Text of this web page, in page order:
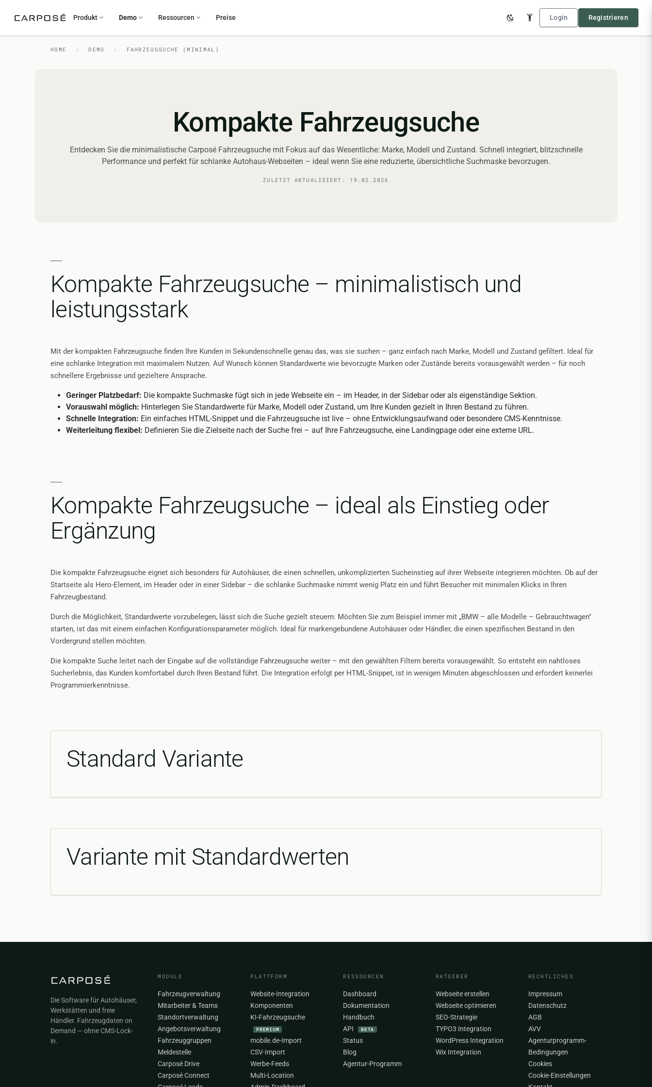
Produkt Demo Ressourcen Preise Login Registrieren
HOME › DEMO › FAHRZEUGSUCHE (MINIMAL)
Kompakte Fahrzeugsuche
Entdecken Sie die minimalistische Carposé Fahrzeugsuche mit Fokus auf das Wesentliche: Marke, Modell und Zustand. Schnell integriert, blitzschnelle
Performance und perfekt für schlanke Autohaus-Webseiten – ideal wenn Sie eine reduzierte, übersichtliche Suchmaske bevorzugen.
ZULETZT AKTUALISIERT: 19.02.2026
Kompakte Fahrzeugsuche – minimalistisch und
leistungsstark
Mit der kompakten Fahrzeugsuche finden Ihre Kunden in Sekundenschnelle genau das, was sie suchen – ganz einfach nach Marke, Modell und Zustand gefiltert. Ideal für
eine schlanke Integration mit maximalem Nutzen. Auf Wunsch können Standardwerte wie bevorzugte Marken oder Zustände bereits vorausgewählt werden – für noch
schnellere Ergebnisse und gezieltere Ansprache.
Geringer Platzbedarf: Die kompakte Suchmaske fügt sich in jede Webseite ein – im Header, in der Sidebar oder als eigenständige Sektion.
Vorauswahl möglich: Hinterlegen Sie Standardwerte für Marke, Modell oder Zustand, um Ihre Kunden gezielt in Ihren Bestand zu führen.
Schnelle Integration: Ein einfaches HTML-Snippet und die Fahrzeugsuche ist live – ohne Entwicklungsaufwand oder besondere CMS-Kenntnisse.
Weiterleitung flexibel: Definieren Sie die Zielseite nach der Suche frei – auf Ihre Fahrzeugsuche, eine Landingpage oder eine externe URL.
Kompakte Fahrzeugsuche – ideal als Einstieg oder
Ergänzung
Die kompakte Fahrzeugsuche eignet sich besonders für Autohäuser, die einen schnellen, unkomplizierten Sucheinstieg auf ihrer Webseite integrieren möchten. Ob auf der
Startseite als Hero-Element, im Header oder in einer Sidebar – die schlanke Suchmaske nimmt wenig Platz ein und führt Besucher mit minimalen Klicks in Ihren
Fahrzeugbestand.
Durch die Möglichkeit, Standardwerte vorzubelegen, lässt sich die Suche gezielt steuern: Möchten Sie zum Beispiel immer mit „BMW – alle Modelle – Gebrauchtwagen"
starten, ist das mit einem einfachen Konfigurationsparameter möglich. Ideal für markengebundene Autohäuser oder Händler, die einen spezifischen Bestand in den
Vordergrund stellen möchten.
Die kompakte Suche leitet nach der Eingabe auf die vollständige Fahrzeugsuche weiter – mit den gewählten Filtern bereits vorausgewählt. So entsteht ein nahtloses
Sucherlebnis, das Kunden komfortabel durch Ihren Bestand führt. Die Integration erfolgt per HTML-Snippet, ist in wenigen Minuten abgeschlossen und erfordert keinerlei
Programmierkenntnisse.
Standard Variante
Variante mit Standardwerten
Die Software für Autohäuser,
Werkstätten und freie
Händler. Fahrzeugdaten on
Demand — ohne CMS-Lock-
in.
MODULE
Fahrzeugverwaltung
Mitarbeiter & Teams
Standortverwaltung
Angebotsverwaltung
Fahrzeuggruppen
Meldestelle
Carposé Drive
Carposé Connect
PLATTFORM
Website-Integration
Komponenten
KI-Fahrzeugsuche
PREMIUM
mobile.de-Import
CSV-Import
Werbe-Feeds
Multi-Location
RESSOURCEN
Dashboard
Dokumentation
Handbuch
API
BETA
Status
Blog
Agentur-Programm
RATGEBER
Webseite erstellen
Webseite optimieren
SEO-Strategie
TYPO3 Integration
WordPress Integration
Wix Integration
RECHTLICHES
Impressum
Datenschutz
AGB
AVV
Agenturprogramm-
Bedingungen
Cookies
Cookie-Einstellungen